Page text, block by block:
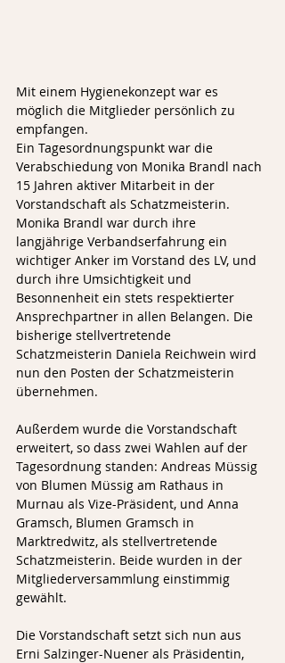
Mit einem Hygienekonzept war es
möglich die Mitglieder persönlich zu
empfangen.
Ein Tagesordnungspunkt war die
Verabschiedung von Monika Brandl nach
15 Jahren aktiver Mitarbeit in der
Vorstandschaft als Schatzmeisterin.
Monika Brandl war durch ihre
langjährige Verbandserfahrung ein
wichtiger Anker im Vorstand des LV, und
durch ihre Umsichtigkeit und
Besonnenheit ein stets respektierter
Ansprechpartner in allen Belangen. Die
bisherige stellvertretende
Schatzmeisterin Daniela Reichwein wird
nun den Posten der Schatzmeisterin
übernehmen.
Außerdem wurde die Vorstandschaft
erweitert, so dass zwei Wahlen auf der
Tagesordnung standen: Andreas Müssig
von Blumen Müssig am Rathaus in
Murnau als Vize-Präsident, und Anna
Gramsch, Blumen Gramsch in
Marktredwitz, als stellvertretende
Schatzmeisterin. Beide wurden in der
Mitgliederversammlung einstimmig
gewählt.
Die Vorstandschaft setzt sich nun aus
Erni Salzinger-Nuener als Präsidentin,